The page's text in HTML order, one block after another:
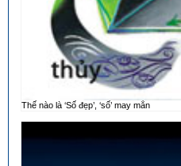
Thế nào là ‘Số đẹp’, ‘số’ may mắn